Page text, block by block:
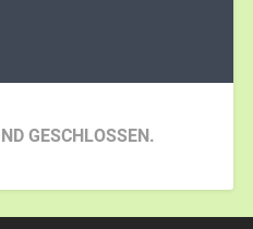
GESCHLOSSEN.